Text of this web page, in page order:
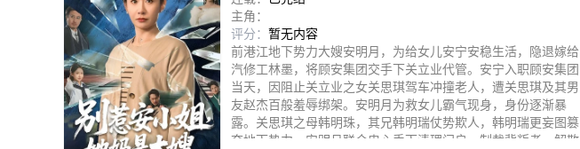
主角：
评分： 暂无内容
前港江地下势力大嫂安明月，为给女儿安宁安稳生活，隐退嫁给
汽修工林墨，将顾安集团交手下关立业代管。安宁入职顾安集团
当天，因阻止关立业之女关思琪驾车冲撞老人，遭关思琪及其男
友赵杰百般羞辱绑架。安明月为救女儿霸气现身，身份逐渐暴
露。关思琪之母韩明珠，其兄韩明瑞仗势欺人，韩明瑞更妄图篡
夺地下势力。安明月联合忠心手下清理门户，制裁背叛者，解散